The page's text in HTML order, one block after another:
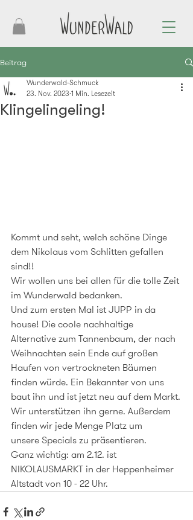
Beitrag
Klingelingeling!
Wunderwald-Schmuck
23. Nov. 2023 1 Min. Lesezeit
Kommt und seht, welch schöne Dinge
dem Nikolaus vom Schlitten gefallen
sind!!
Wir wollen uns bei allen für die tolle Zeit
im Wunderwald bedanken.
Und zum ersten Mal ist JUPP in da
house! Die coole nachhaltige
Alternative zum Tannenbaum, der nach
Weihnachten sein Ende auf großen
Haufen von vertrockneten Bäumen
finden würde. Ein Bekannter von uns
baut ihn und ist jetzt neu auf dem Markt.
Wir unterstützen ihn gerne. Außerdem
finden wir jede Menge Platz um
unsere Specials zu präsentieren.
Ganz wichtig: am 2.12. ist
NIKOLAUSMARKT in der Heppenheimer
Altstadt von 10 - 22 Uhr.